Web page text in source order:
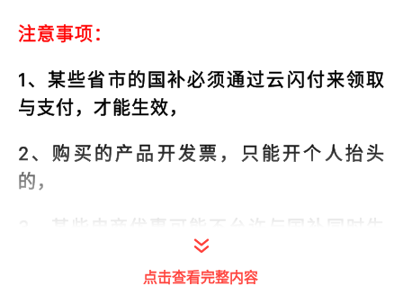
注意事项：
1、某些省市的国补必须通过云闪付来领取
与支付，才能生效，
2、购买的产品开发票，只能开个人抬头
的，
点击查看完整内容